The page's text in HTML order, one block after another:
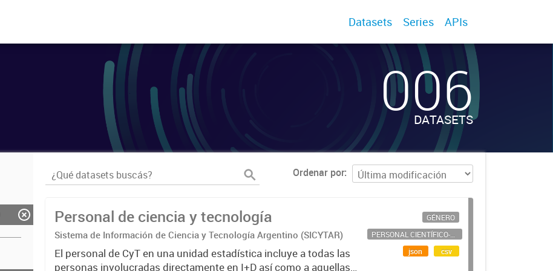
Datasets Series APIs
006
DATASETS
Ordenar por
Personal de ciencia y tecnología
Sistema de Información de Ciencia y Tecnología Argentino (SICYTAR)
El personal de CyT en una unidad estadística incluye a todas las
personas involucradas directamente en I+D así como a aquellas
GÉNERO
PERSONAL CIENTÍFICO-TECNOLÓGICO
json
csv